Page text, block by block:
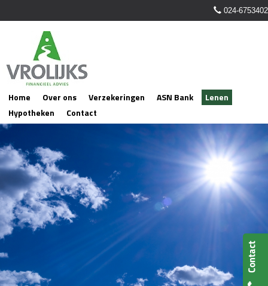
024-6753402
Home Over ons Verzekeringen ASN Bank
Lenen
Hypotheken
Contact